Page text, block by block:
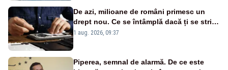
De azi, milioane de români primesc un
drept nou. Ce se întâmplă dacă ți se strică
un produs
1 aug. 2026, 09:37
Piperea, semnal de alarmă. De ce este